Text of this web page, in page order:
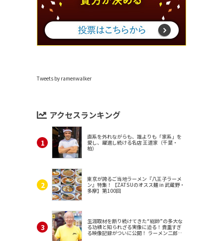
Tweets by ramenwalker
アクセスランキング
直系を外れながらも、誰よりも「家系」を
愛し、躍進し続ける名店 王道家（千葉・
柏）
東京が誇るご当地ラーメン『八王子ラーメ
ン』特集！【ZATSUのオスス麺 in 武蔵野・
多摩】第100回
生涯取材を断り続けてきた“総帥”の多大な
る功績と知られざる実像に迫る！貴重すぎ
る映像記録がついに公開！ ラーメン二郎